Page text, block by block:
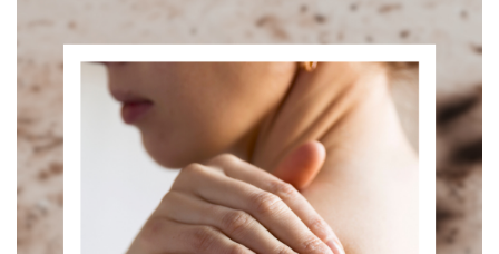
Promotie materiaal
Salon kleding
Vraag hier om een vrijblijvend
adviesgesprek met ons!